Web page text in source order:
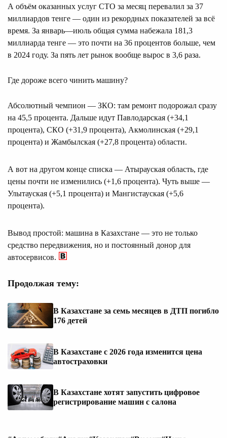
А объём оказанных услуг СТО за месяц перевалил за 37
миллиардов тенге — один из рекордных показателей за всё
время. За январь—июль общая сумма набежала 181,3
миллиарда тенге — это почти на 36 процентов больше, чем
в 2024 году. За пять лет рынок вообще вырос в 3,6 раза.
Где дороже всего чинить машину?
Абсолютный чемпион — ЗКО: там ремонт подорожал сразу
на 45,5 процента. Дальше идут Павлодарская (+34,1
процента), СКО (+31,9 процента), Акмолинская (+29,1
процента) и Жамбылская (+27,8 процента) области.
А вот на другом конце списка — Атырауская область, где
цены почти не изменились (+1,6 процента). Чуть выше —
Улытауская (+5,1 процента) и Мангистауская (+5,6
процента).
Вывод простой: машина в Казахстане — это не только
средство передвижения, но и постоянный донор для
автосервисов.
Продолжая тему:
В Казахстане за семь месяцев в ДТП погибло
176 детей
В Казахстане с 2026 года изменится цена
автостраховки
В Казахстане хотят запустить цифровое
регистрирование машин с салона